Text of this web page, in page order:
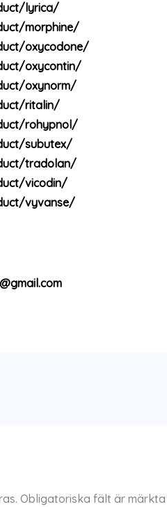
lyrica/
morphine/
oxycodone/
oxycontin/
oxynorm/
ritalin/
rohypnol/
subutex/
tradolan/
vicodin/
vyvanse/
Obligatoriska fält är märkta